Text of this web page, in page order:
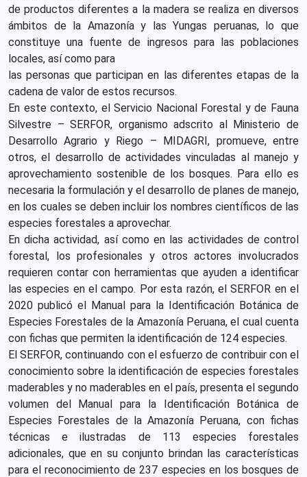
de productos diferentes a la madera se realiza en diversos
ámbitos de la Amazonía y las Yungas peruanas, lo que
constituye una fuente de ingresos para las poblaciones
locales, así como para
las personas que participan en las diferentes etapas de la
cadena de valor de estos recursos.
En este contexto, el Servicio Nacional Forestal y de Fauna
Silvestre – SERFOR, organismo adscrito al Ministerio de
Desarrollo Agrario y Riego – MIDAGRI, promueve, entre
otros, el desarrollo de actividades vinculadas al manejo y
aprovechamiento sostenible de los bosques. Para ello es
necesaria la formulación y el desarrollo de planes de manejo,
en los cuales se deben incluir los nombres científicos de las
especies forestales a aprovechar.
En dicha actividad, así como en las actividades de control
forestal, los profesionales y otros actores involucrados
requieren contar con herramientas que ayuden a identificar
las especies en el campo. Por esta razón, el SERFOR en el
2020 publicó el Manual para la Identificación Botánica de
Especies Forestales de la Amazonía Peruana, el cual cuenta
con fichas que permiten la identificación de 124 especies.
El SERFOR, continuando con el esfuerzo de contribuir con el
conocimiento sobre la identificación de especies forestales
maderables y no maderables en el país, presenta el segundo
volumen del Manual para la Identificación Botánica de
Especies Forestales de la Amazonía Peruana, con fichas
técnicas e ilustradas de 113 especies forestales
adicionales, que en su conjunto brindan las características
para el reconocimiento de 237 especies en los bosques de